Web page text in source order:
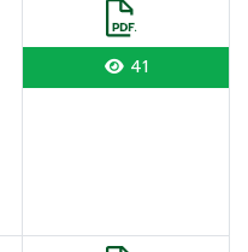
41